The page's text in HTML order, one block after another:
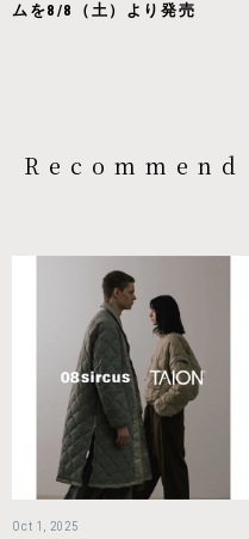
ムを8/8（土）より発売
Recommend
Oct 1, 2025